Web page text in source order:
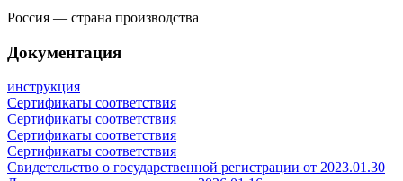
Россия — страна производства
Документация
инструкция
Сертификаты соответствия
Сертификаты соответствия
Сертификаты соответствия
Сертификаты соответствия
Свидетельство о государственной регистрации от 2023.01.30